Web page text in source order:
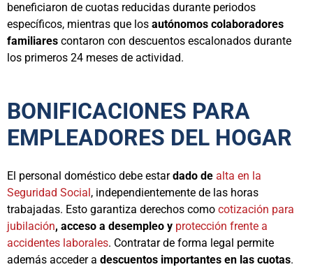
beneficiaron de cuotas reducidas durante periodos
específicos, mientras que los autónomos colaboradores
familiares contaron con descuentos escalonados durante
los primeros 24 meses de actividad.
BONIFICACIONES PARA
EMPLEADORES DEL HOGAR
El personal doméstico debe estardado de alta en la
Seguridad Social, independientemente de las horas
trabajadas. Esto garantiza derechos como cotización para
jubilación, acceso a desempleo y protección frente a
accidentes laborales. Contratar de forma legal permite
además acceder a descuentos importantes en las cuotas.